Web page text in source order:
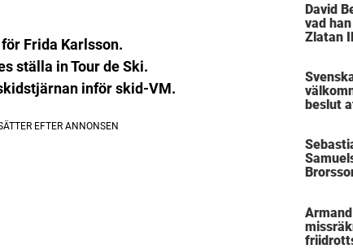
Frida Karlsson.
ställa in Tour de Ski.
inför skid-VM.
David
vad
Zlatan
beslut